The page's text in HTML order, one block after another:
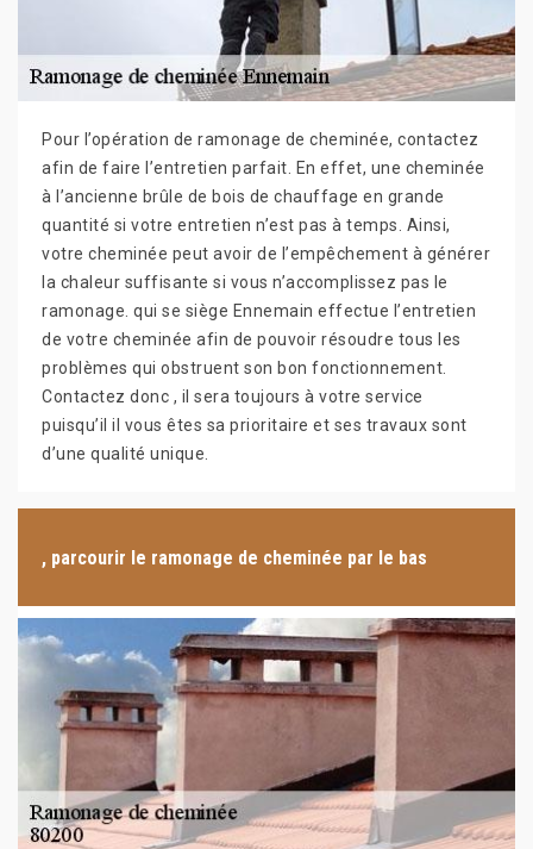
Pour l’opération de ramonage de cheminée, contactez
afin de faire l’entretien parfait. En effet, une cheminée
à l’ancienne brûle de bois de chauffage en grande
quantité si votre entretien n’est pas à temps. Ainsi,
votre cheminée peut avoir de l’empêchement à générer
la chaleur suffisante si vous n’accomplissez pas le
ramonage. qui se siège Ennemain effectue l’entretien
de votre cheminée afin de pouvoir résoudre tous les
problèmes qui obstruent son bon fonctionnement.
Contactez donc , il sera toujours à votre service
puisqu’il il vous êtes sa prioritaire et ses travaux sont
d’une qualité unique.
, parcourir le ramonage de cheminée par le bas